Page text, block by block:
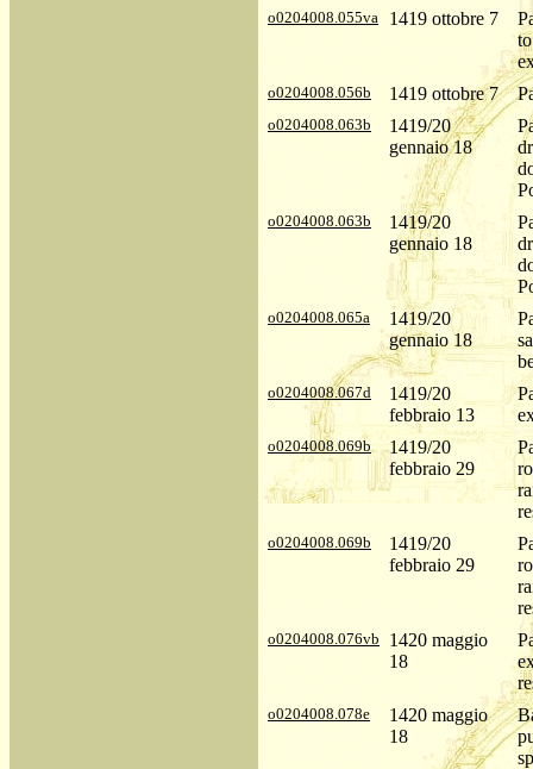
o0204008.055va 1419 ottobre 7
o0204008.056b 1419 ottobre 7
o0204008.063b
1419/20
gennaio 18
o0204008.063b
1419/20
gennaio 18
o0204008.065a
1419/20
gennaio 18
o0204008.067d
1419/20
febbraio 13
o0204008.069b
1419/20
febbraio 29
o0204008.069b
1419/20
febbraio 29
o0204008.076vb
1420 maggio
18
o0204008.078e
1420 maggio
18